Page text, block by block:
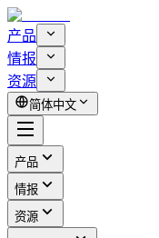
产品
情报
资源
简体中文
产品
情报
资源